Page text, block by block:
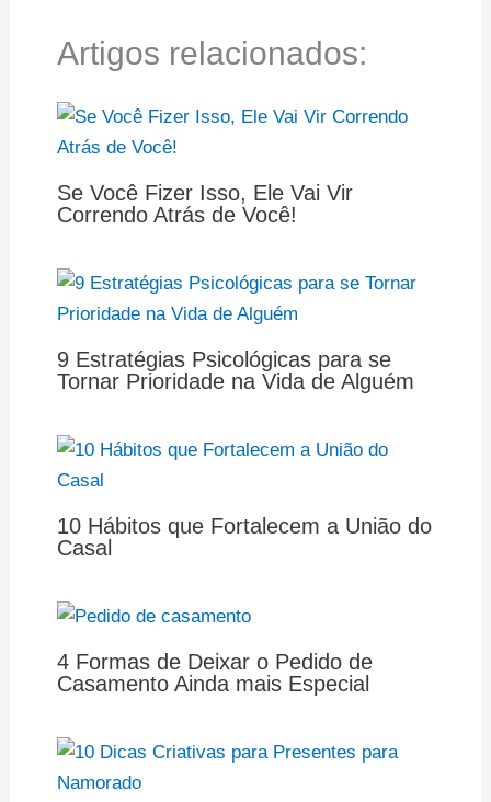
Artigos relacionados:
Se Você Fizer Isso, Ele Vai Vir
Correndo Atrás de Você!
9 Estratégias Psicológicas para se
Tornar Prioridade na Vida de Alguém
10 Hábitos que Fortalecem a União do
Casal
4 Formas de Deixar o Pedido de
Casamento Ainda mais Especial